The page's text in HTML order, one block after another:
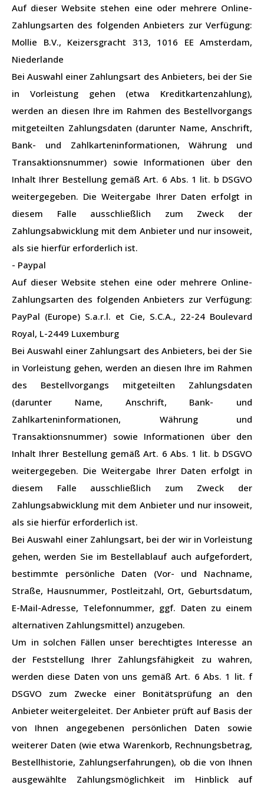
Auf dieser Website stehen eine oder mehrere Online-
Zahlungsarten des folgenden Anbieters zur Verfügung:
Mollie B.V., Keizersgracht 313, 1016 EE Amsterdam,
Niederlande
Bei Auswahl einer Zahlungsart des Anbieters, bei der Sie
in Vorleistung gehen (etwa Kreditkartenzahlung),
werden an diesen Ihre im Rahmen des Bestellvorgangs
mitgeteilten Zahlungsdaten (darunter Name, Anschrift,
Bank- und Zahlkarteninformationen, Währung und
Transaktionsnummer) sowie Informationen über den
Inhalt Ihrer Bestellung gemäß Art. 6 Abs. 1 lit. b DSGVO
weitergegeben. Die Weitergabe Ihrer Daten erfolgt in
diesem Falle ausschließlich zum Zweck der
Zahlungsabwicklung mit dem Anbieter und nur insoweit,
als sie hierfür erforderlich ist.
- Paypal
Auf dieser Website stehen eine oder mehrere Online-
Zahlungsarten des folgenden Anbieters zur Verfügung:
PayPal (Europe) S.a.r.l. et Cie, S.C.A., 22-24 Boulevard
Royal, L-2449 Luxemburg
Bei Auswahl einer Zahlungsart des Anbieters, bei der Sie
in Vorleistung gehen, werden an diesen Ihre im Rahmen
des Bestellvorgangs mitgeteilten Zahlungsdaten
(darunter Name, Anschrift, Bank- und
Zahlkarteninformationen, Währung und
Transaktionsnummer) sowie Informationen über den
Inhalt Ihrer Bestellung gemäß Art. 6 Abs. 1 lit. b DSGVO
weitergegeben. Die Weitergabe Ihrer Daten erfolgt in
diesem Falle ausschließlich zum Zweck der
Zahlungsabwicklung mit dem Anbieter und nur insoweit,
als sie hierfür erforderlich ist.
Bei Auswahl einer Zahlungsart, bei der wir in Vorleistung
gehen, werden Sie im Bestellablauf auch aufgefordert,
bestimmte persönliche Daten (Vor- und Nachname,
Straße, Hausnummer, Postleitzahl, Ort, Geburtsdatum,
E-Mail-Adresse, Telefonnummer, ggf. Daten zu einem
alternativen Zahlungsmittel) anzugeben.
Um in solchen Fällen unser berechtigtes Interesse an
der Feststellung Ihrer Zahlungsfähigkeit zu wahren,
werden diese Daten von uns gemäß Art. 6 Abs. 1 lit. f
DSGVO zum Zwecke einer Bonitätsprüfung an den
Anbieter weitergeleitet. Der Anbieter prüft auf Basis der
von Ihnen angegebenen persönlichen Daten sowie
weiterer Daten (wie etwa Warenkorb, Rechnungsbetrag,
Bestellhistorie, Zahlungserfahrungen), ob die von Ihnen
ausgewählte Zahlungsmöglichkeit im Hinblick auf